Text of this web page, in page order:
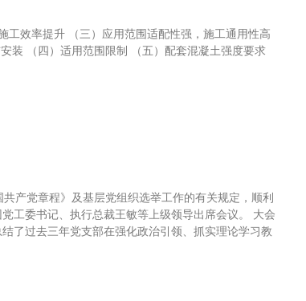
效率提升 （三）应用范围适配性强，施工通用性高
装 （四）适用范围限制 （五）配套混凝土强度要求
产党章程》及基层党组织选举工作的有关规定，顺利
工委书记、执行总裁王敏等上级领导出席会议。 大会
了过去三年党支部在强化政治引领、抓实理论学习教